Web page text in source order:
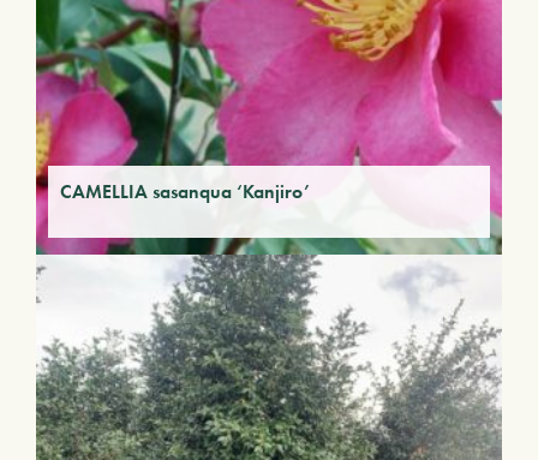
CAMELLIA sasanqua ‘Kanjiro’